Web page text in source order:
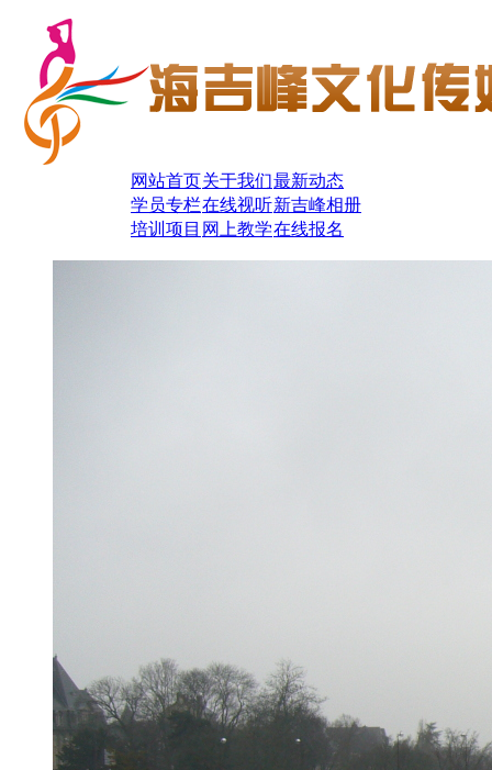
网站首页关于我们最新动态
学员专栏在线视听新吉峰相册
培训项目 网上教学在线报名